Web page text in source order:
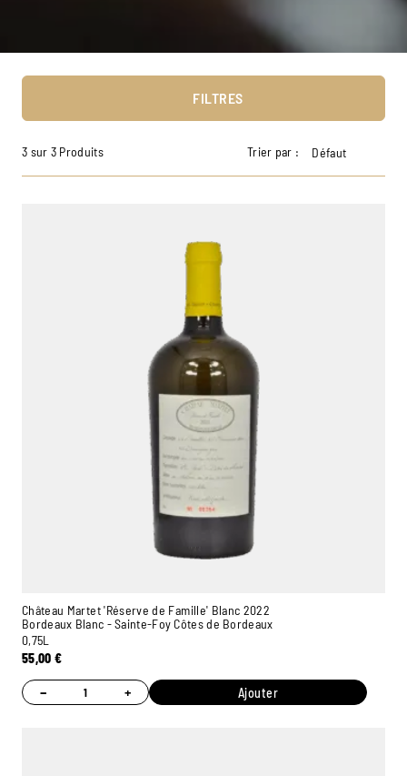
FILTRES
3 sur 3 Produits Trier par : Défaut
Château Martet 'Réserve de Famille' Blanc 2022
Bordeaux Blanc - Sainte-Foy Côtes de Bordeaux
0,75L
55,00€
− + Ajouter